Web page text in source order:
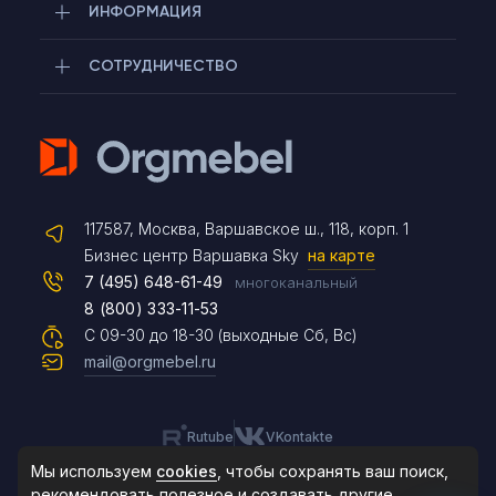
ИНФОРМАЦИЯ
СОТРУДНИЧЕСТВО
117587, Москва, Варшавское ш., 118, корп. 1
Бизнес центр Варшавка Sky на карте
С 09-30 до 18-30 (выходные Сб, Вс)
7 (495) 648-61-49 многоканальный
8 (800) 333-11-53
mail@orgmebel.ru
Rutube VKontakte
Telegram
Max
Чат на сайте
8 (495) 183-47-87
По будням с 09:30 до 18:30
Мы используем cookies , чтобы сохранять ваш поиск,